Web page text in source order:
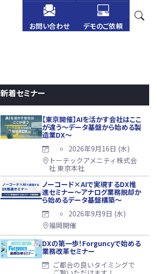
お問い合わせ
デモのご依頼
新着セミナー
【東京開催】AIを活かす会社はここ
が違う～データ基盤から始める製
造業DX～
2026年9月16日 (水)
トーテックアメニティ株式会
社 東京本社
ノーコード×AIで実現するDX推
進セミナー～アナログ業務脱却か
ら始めるデータ基盤構築～
2026年9月9日 (水)
福岡開催
DXの第一歩！Forguncyで始める
業務改革セミナー
ご都合の良いタイミングで